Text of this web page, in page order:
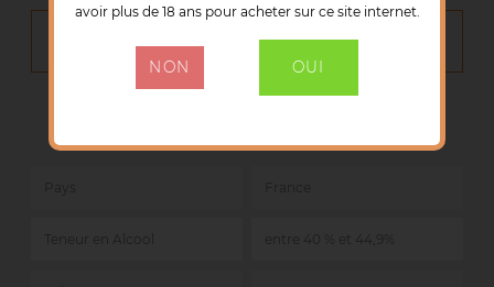
DÉTAILS DU PRODUIT
avoir plus de 18 ans pour acheter sur ce site internet.
NON OUI